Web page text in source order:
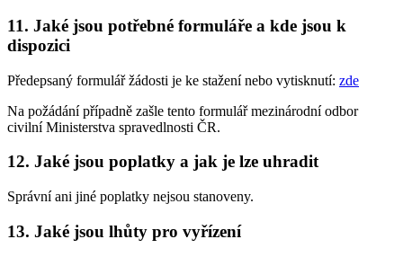
11. Jaké jsou potřebné formuláře a kde jsou k
dispozici
Předepsaný formulář žádosti je ke stažení nebo vytisknutí: zde
Na požádání případně zašle tento formulář mezinárodní odbor
civilní Ministerstva spravedlnosti ČR.
12. Jaké jsou poplatky a jak je lze uhradit
Správní ani jiné poplatky nejsou stanoveny.
13. Jaké jsou lhůty pro vyřízení